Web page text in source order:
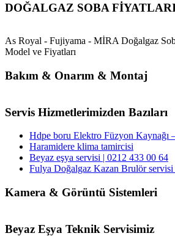
DOĞALGAZ SOBA
As Royal - Fujiyama - MİRA Doğalgaz
Model ve Fiyatları
Bakım & Onarım & Montaj
Servis Hizmetlerimizden Bazıları
Hdpe boru Elektro Füzyon Kaynağı
Haramidere klima tamircisi
Beyaz eşya servisi | 0212 433 00 64
Fulya Doğalgaz Kazan Brulör
Kamera & Görüntü Sistemleri
Beyaz Eşya Teknik Servisimiz